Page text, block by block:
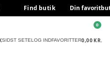
Find butik Din
SIDST SETELOG INDFAVORITTER0,00 KR.
0